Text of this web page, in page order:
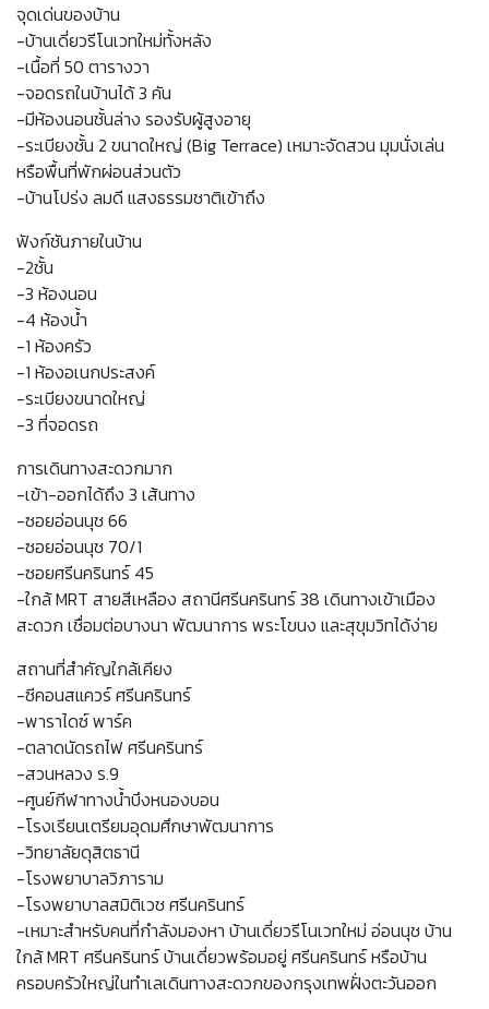
จุดเด่นของบ้าน
-บ้านเดี่ยวรีโนเวทใหม่ทั้งหลัง
-เนื้อที่ 50 ตารางวา
-จอดรถในบ้านได้ 3 คัน
-มีห้องนอนชั้นล่าง รองรับผู้สูงอายุ
-ระเบียงชั้น 2 ขนาดใหญ่ (Big Terrace) เหมาะจัดสวน มุมนั่งเล่น
หรือพื้นที่พักผ่อนส่วนตัว
-บ้านโปร่ง ลมดี แสงธรรมชาติเข้าถึง
ฟังก์ชันภายในบ้าน
-2ชั้น
-3 ห้องนอน
-4 ห้องน้ำ
-1 ห้องครัว
-1 ห้องอเนกประสงค์
-ระเบียงขนาดใหญ่
-3 ที่จอดรถ
การเดินทางสะดวกมาก
-เข้า-ออกได้ถึง 3 เส้นทาง
-ซอยอ่อนนุช 66
-ซอยอ่อนนุช 70/1
-ซอยศรีนครินทร์ 45
-ใกล้ MRT สายสีเหลือง สถานีศรีนครินทร์ 38 เดินทางเข้าเมือง
สะดวก เชื่อมต่อบางนา พัฒนาการ พระโขนง และสุขุมวิทได้ง่าย
สถานที่สำคัญใกล้เคียง
-ซีคอนสแควร์ ศรีนครินทร์
-พาราไดซ์ พาร์ค
-ตลาดนัดรถไฟ ศรีนครินทร์
-สวนหลวง ร.9
-ศูนย์กีฬาทางน้ำบึงหนองบอน
-โรงเรียนเตรียมอุดมศึกษาพัฒนาการ
-วิทยาลัยดุสิตธานี
-โรงพยาบาลวิภาราม
-โรงพยาบาลสมิติเวช ศรีนครินทร์
-เหมาะสำหรับคนที่กำลังมองหา บ้านเดี่ยวรีโนเวทใหม่ อ่อนนุช บ้าน
ใกล้ MRT ศรีนครินทร์ บ้านเดี่ยวพร้อมอยู่ ศรีนครินทร์ หรือบ้าน
ครอบครัวใหญ่ในทำเลเดินทางสะดวกของกรุงเทพฝั่งตะวันออก